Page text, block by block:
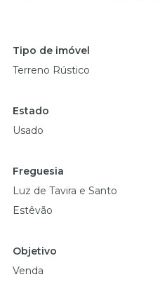
Tipo de imóvel
Terreno Rústico
Estado
Usado
Freguesia
Luz de Tavira e Santo
Estêvão
Objetivo
Venda